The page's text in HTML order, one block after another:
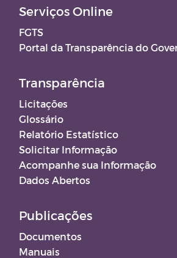
Serviços Online
FGTS
Portal da Transparência do
Transparência
Licitações
Glossário
Relatório Estatístico
Solicitar Informação
Acompanhe sua Informação
Dados Abertos
Publicações
Documentos
Manuais